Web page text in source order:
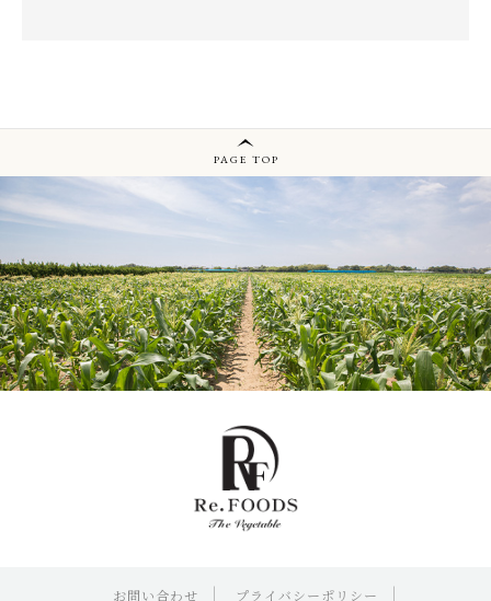
PAGE TOP
お問い合わせ プライバシーポリシー